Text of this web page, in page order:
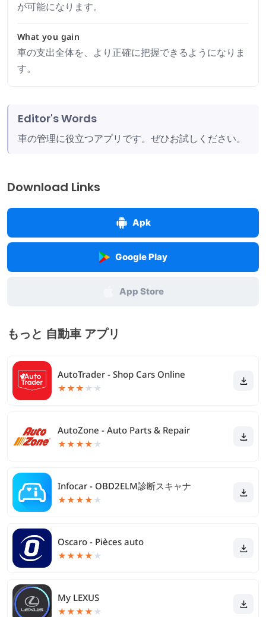
が可能になります。
What you gain
車の支出全体を、より正確に把握できるようになりま
す。
Editor's Words
車の管理に役立つアプリです。ぜひお試しください。
Download Links
Apk
Google Play
App Store
もっと 自動車 アプリ
AutoTrader - Shop Cars Online
★★★ ★ ★
AutoZone - Auto Parts & Repair
★★★★ ★
Infocar - OBD2ELM診断スキャナ
★★★★ ★
Oscaro - Pièces auto
★★★★ ★
My LEXUS
★★★★ ★